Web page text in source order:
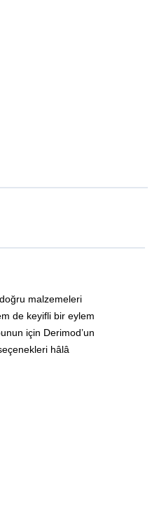
malzemeleri
de keyifli bir eylem
için Derimod’un
hâlâ